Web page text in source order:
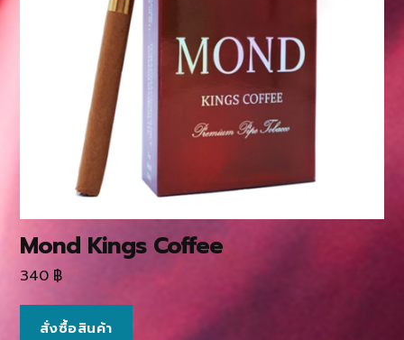
Mond Kings Coffee
340 ฿
สั่งซื้อสินค้า